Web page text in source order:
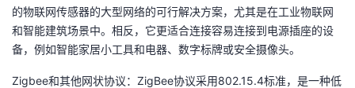
的物联网传感器的大型网络的可行解决方案，尤其是在工业物联网
和智能建筑场景中。相反，它更适合连接容易连接到电源插座的设
备，例如智能家居小工具和电器、数字标牌或安全摄像头。
Zigbee和其他网状协议：ZigBee协议采用802.15.4标准，是一种低